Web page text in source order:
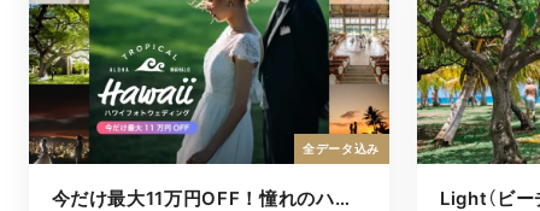
今だけ最大11万円OFF！憧れのハワイフォト
全データ込み
Light（ビー